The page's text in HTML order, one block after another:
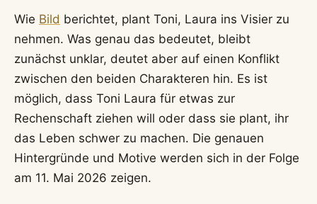
Wie Bild berichtet, plant Toni, Laura ins Visier zu
nehmen. Was genau das bedeutet, bleibt
zunächst unklar, deutet aber auf einen Konflikt
zwischen den beiden Charakteren hin. Es ist
möglich, dass Toni Laura für etwas zur
Rechenschaft ziehen will oder dass sie plant, ihr
das Leben schwer zu machen. Die genauen
Hintergründe und Motive werden sich in der Folge
am 11. Mai 2026 zeigen.